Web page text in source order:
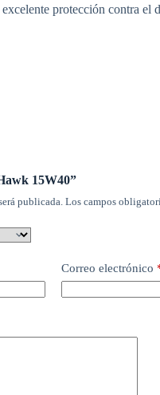
protección contra el
15W40”
publicada. Los campos
Correo electrónico